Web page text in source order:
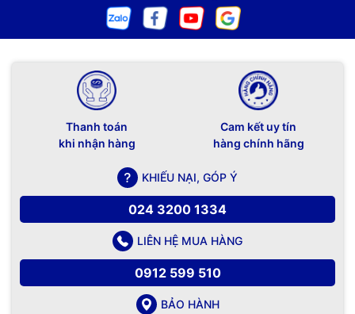
Thanh toán
khi nhận hàng
Cam kết uy tín
hàng chính hãng
KHIẾU NẠI, GÓP Ý
024 3200 1334
LIÊN HỆ MUA HÀNG
0912 599 510
BẢO HÀNH